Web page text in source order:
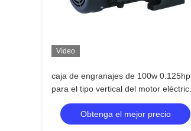
Vídeo
caja de engranajes de 100w 0.125hp
para el tipo vertical del motor eléctrico
con el tipo del Cv del reborde
Obtenga el mejor precio